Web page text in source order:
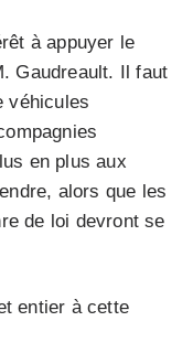
à appuyer le
Gaudreault. Il faut
véhicules
en plus aux
alors que les
de loi devront se
entier à cette